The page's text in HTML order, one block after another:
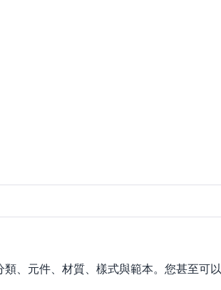
、元件、材質、樣式與範本。您甚至可